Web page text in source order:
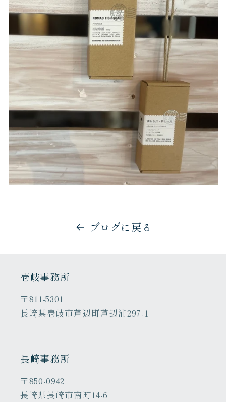
ブログに戻る
壱岐事務所
〒811-5301
長崎県壱岐市芦辺町芦辺浦297-1
長崎事務所
〒850-0942
長崎県長崎市南町14-6